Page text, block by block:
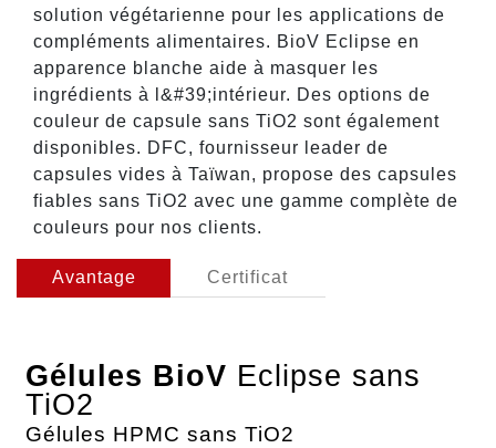
solution végétarienne pour les applications de
compléments alimentaires. BioV Eclipse en
apparence blanche aide à masquer les
ingrédients à l&#39;intérieur. Des options de
couleur de capsule sans TiO2 sont également
disponibles. DFC, fournisseur leader de
capsules vides à Taïwan, propose des capsules
fiables sans TiO2 avec une gamme complète de
couleurs pour nos clients.
Avantage Certificat
Gélules BioV Eclipse sans
TiO2
Gélules HPMC sans TiO2